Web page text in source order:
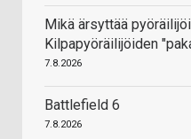
Mikä ärsyttää
Kilpapyöräilijöiden
7.8.2026
Battlefield 6
7.8.2026